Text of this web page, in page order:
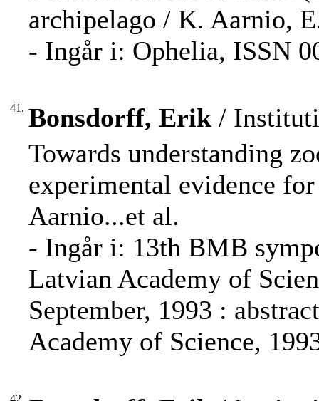
archipelago / K. Aarnio,
- Ingår i: Ophelia, ISSN
41. Bonsdorff, Erik /
Towards understanding
experimental evidence
Aarnio...et al.
- Ingår i: 13th BMB
Latvian Academy of
September, 1993 :
Academy of Science,